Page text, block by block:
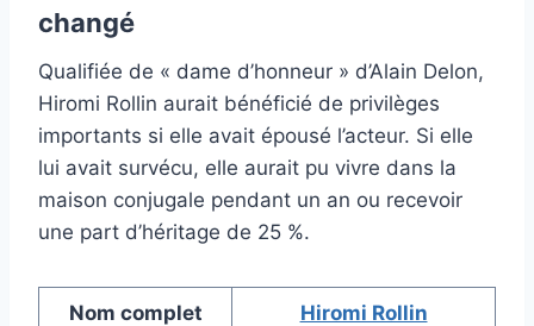
changé
Qualifiée de « dame d’honneur » d’Alain Delon,
Hiromi Rollin aurait bénéficié de privilèges
importants si elle avait épousé l’acteur. Si elle
lui avait survécu, elle aurait pu vivre dans la
maison conjugale pendant un an ou recevoir
une part d’héritage de 25 %.
Nom complet Hiromi Rollin